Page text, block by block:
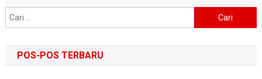
untuk:
POS-POS TERBARU